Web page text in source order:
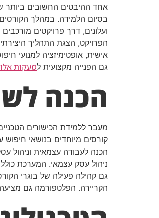
אחד ההיבטים החשובים ביותר
בסיום הלמידה. במהלך
ועלונים, דרך פרויקטים
הפרויקט, הצגת התהליך
אישית, אופטימיזציה למנועי
גם הפנייה מקצועית למעקות
הכנה
מעבר ללמידת הכישורים
קורסים מיוחדים בנושאי
הכנה לעבודה עצמאית וניהול
ניהול עסק עצמאי. המערכת
גם קהילה פעילה של בוגרי
הקריירה. הפלטפורמה גם